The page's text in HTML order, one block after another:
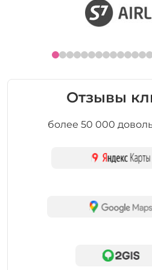
Отзывы
более 50 000